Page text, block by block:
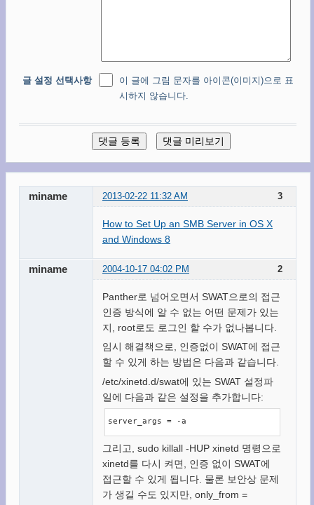
글 설정 선택사항
이 글에 그림 문자를 아이콘(이미지)으로 표
시하지 않습니다.
3
miname 2013-02-22 11:32 AM
How to Set Up an SMB Server in OS X
and Windows 8
2
miname 2004-10-17 04:02 PM
Panther로 넘어오면서 SWAT으로의 접근
인증 방식에 알 수 없는 어떤 문제가 있는
지, root로도 로그인 할 수가 없나봅니다.
임시 해결책으로, 인증없이 SWAT에 접근
할 수 있게 하는 방법은 다음과 같습니다.
/etc/xinetd.d/swat에 있는 SWAT 설정파
일에 다음과 같은 설정을 추가합니다:
server_args = -a
그리고, sudo killall -HUP xinetd 명령으로
xinetd를 다시 켜면, 인증 없이 SWAT에
접근할 수 있게 됩니다. 물론 보안상 문제
가 생길 수도 있지만, only_from =